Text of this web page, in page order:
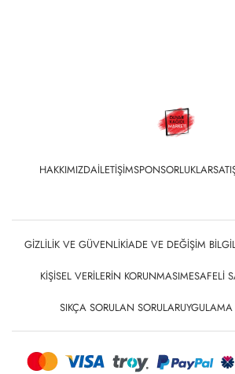
HAKKIMIZDAİLETIŞIMSPONSORLUKLAR
GIZLILIK VE GÜVENLIKİADE VE DEĞIŞIM
KIŞISEL VERILERIN KORUNMASIMESAFELI
SIKÇA SORULAN SORULARUYGULAMA